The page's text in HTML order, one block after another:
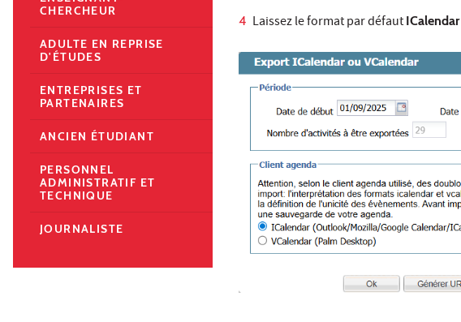
Laissez le format par défaut ICalendar
CHERCHEUR
ADULTE EN REPRISE
D'ÉTUDES
ENTREPRISES ET
PARTENAIRES
ANCIEN ÉTUDIANT
PERSONNEL
ADMINISTRATIF ET
TECHNIQUE
JOURNALISTE